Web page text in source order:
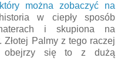
który można zobaczyć na
w ciepły sposób
i skupiona na
Palmy z tego raczej
obejrzy się to z dużą